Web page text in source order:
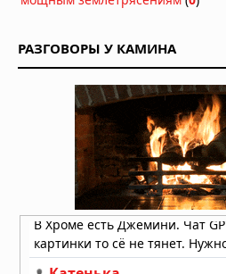
РАЗГОВОРЫ У КАМИНА